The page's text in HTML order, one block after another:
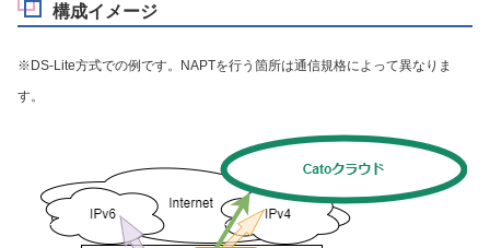
構成イメージ
※DS-Lite方式での例です。NAPTを行う箇所は通信規格によって異なりま
す。